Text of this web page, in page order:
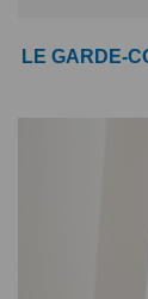
LE GARDE-